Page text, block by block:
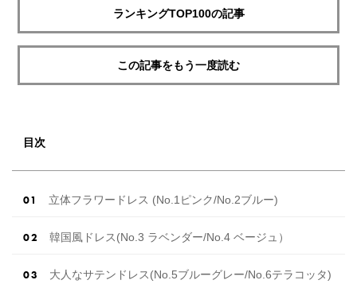
ランキングTOP100の記事
この記事をもう一度読む
目次
立体フラワードレス (No.1ピンク/No.2ブルー)
韓国風ドレス(No.3 ラベンダー/No.4 ベージュ）
大人なサテンドレス(No.5ブルーグレー/No.6テラコッタ)